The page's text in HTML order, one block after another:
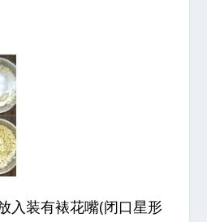
入装有裱花嘴(闭口星形